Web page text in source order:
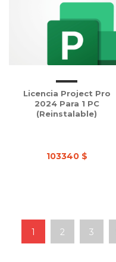
Licencia Project Pro
2024 Para 1 PC
(Reinstalable)
103340 $
1 2 3